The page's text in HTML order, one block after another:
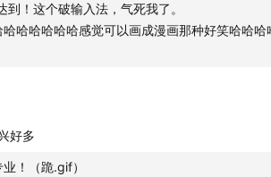
力有多强？甚至学会了电瓶车警报声
到！这个破输入法，气死我了。
哈哈哈哈哈感觉可以画成漫画那种好笑哈哈哈
好多
！（跪.gif）